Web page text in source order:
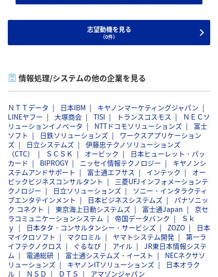
志望動機を見る
（0件）
情報処理/システムの他の企業を見る
ＮＴＴデータ 日本IBM
キヤノンマーケティングジャパン
LINEヤフー
大塚商会 TISI トランスコスモス
ＮＥＣソ
リューションイノベータ
NTTドコモソリューションズ
富士
ソフト
日鉄ソリューションズ
ワークスアプリケーション
ズ
日立システムズ
伊藤忠テクノソリューションズ
（CTC）
ＳＣＳＫ オービック
日本ヒューレット・パッ
カード
BIPROGY ニッセイ情報テクノロジー
キヤノンシ
ステムアンドサポート
富士通エフサス インテック
オー
ビックビジネスコンサルタント
三菱UFJインフォメーションテ
クノロジー
日立ソリューションズ
ソニー・インタラクティ
ブエンタテインメント
日本ビジネスシステムズ
パナソニッ
ク コネクト
東京海上日動システムズ 富士通Japan
京セ
ラコミュニケーションシステム
帝国データバンク
Ｓｋ
ｙ
日本タタ・コンサルタンシー・サービシズ ZOZO
日本
マイクロソフト
マクロミル ヤマトシステム開発
第一ラ
イフテクノクロス
ぐるなび アイル
JR東日本情報システ
ム
電通総研 富士通システムズ・イースト
NECネクサソ
リューションズ
キヤノンITソリューションズ
日本オラク
ル
ＮＳＤ ＤＴＳ アマゾンジャパン